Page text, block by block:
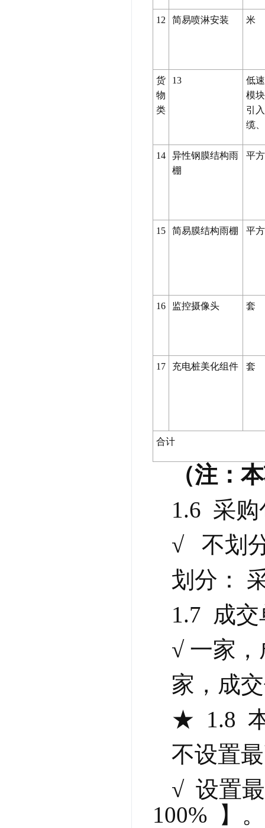
12 简易喷淋安装 米
货
物
类
13
低
模
引
缆
14
异性钢膜结构雨
棚
平
15 简易膜结构雨棚 平
16 监控摄像头 套
17 充电桩美化组件 套
合计
（注：
1.6  采
√   不划
划分：
1.7  成
√ 一家，
家，成
★  1.8
不设置
√  设置
100%  】